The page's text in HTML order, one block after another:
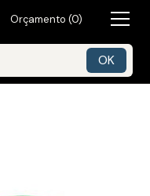
Orçamento (0)